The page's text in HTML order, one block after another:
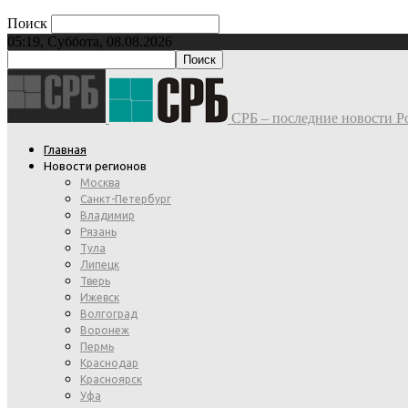
Поиск
05:19, Суббота, 08.08.2026
СРБ – последние новости
Главная
Новости регионов
Москва
Санкт-Петербург
Владимир
Рязань
Тула
Липецк
Тверь
Ижевск
Волгоград
Воронеж
Пермь
Краснодар
Красноярск
Уфа